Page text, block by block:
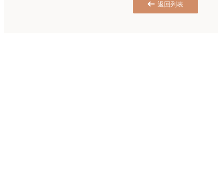
返回列表